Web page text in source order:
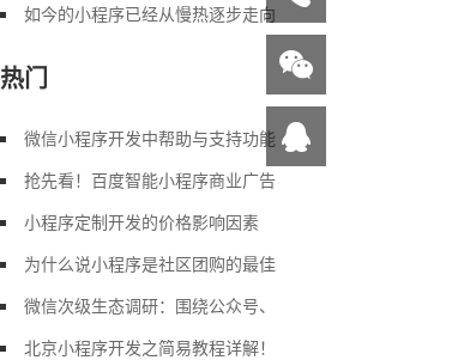
如今的小程序已经从慢热逐步走向
热门
微信小程序开发中帮助与支持功能
抢先看！百度智能小程序商业广告
小程序定制开发的价格影响因素
为什么说小程序是社区团购的最佳
微信次级生态调研：围绕公众号、
北京小程序开发之简易教程详解！